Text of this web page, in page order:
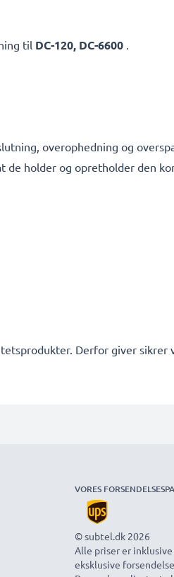
til DC-120, DC-6600
overophedning og
de holder og opretholder den
Derfor giver sikrer
VORES
© subtel.dk 2026
Alle priser er inklusive
eksklusive